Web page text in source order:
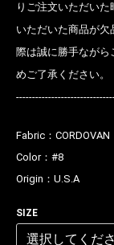
りご注文いただい
いただいた商品が
際は誠に勝手なが
めご了承ください。
Fabric： CORDOVAN
Color： #8
Origin： U.S.A
SIZE